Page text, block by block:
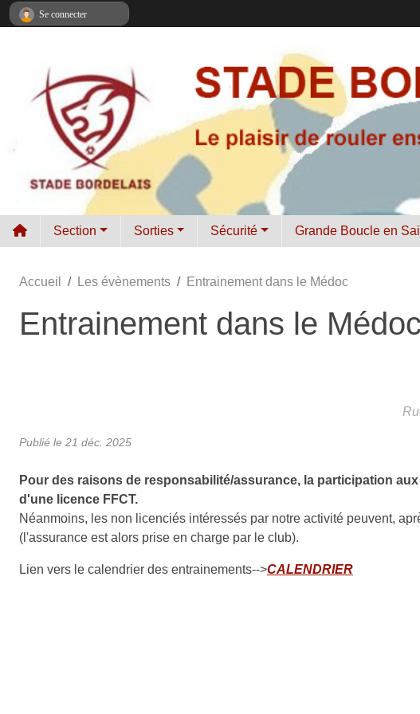
Section Sorties Sécurité Grande Boucle en
Accueil Les évènements Entrainement dans le Médoc
Entrainement dans le Médoc
Publié le 21 déc. 2025
Pour des raisons de responsabilité/assurance, la participation
d'une licence FFCT.
Néanmoins, les non licenciés intéressés par notre activité peuvent,
(l'assurance est alors prise en charge par le club).
Lien vers le calendrier des entrainements-->CALENDRIER
Se connecter
Panneau de gestion des cookies